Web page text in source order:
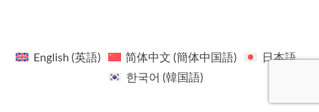
English (英語) 简体中文 (簡体中国語)
日本語
한국어 (韓国語)